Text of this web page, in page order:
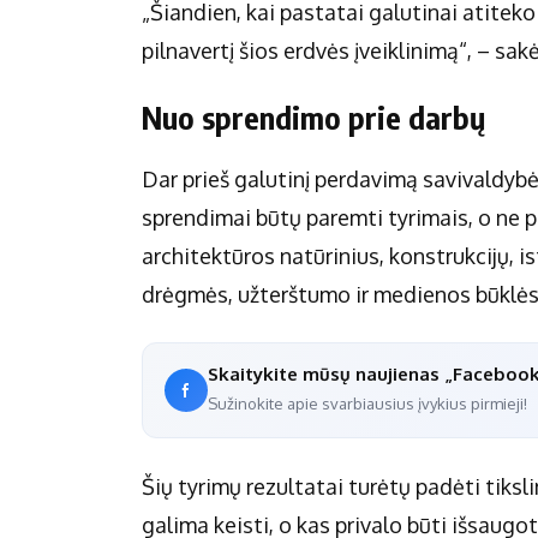
„Šiandien, kai pastatai galutinai
pilnavertį šios erdvės įveiklinimą“, –
Nuo sprendimo prie darbų
Dar prieš galutinį perdavimą
sprendimai būtų paremti tyrimais, o ne
architektūros natūrinius, konstrukcijų,
drėgmės, užterštumo ir medienos
Skaitykite mūsų naujienas
Sužinokite apie svarbiausius įvykius pirmieji!
Šių tyrimų rezultatai turėtų padėti
galima keisti, o kas privalo būti